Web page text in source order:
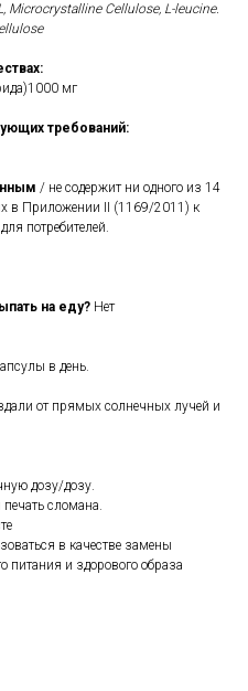
Microcrystalline Cellulose, L-leucine.
мг
требований:
/ не содержит ни одного из 14
в Приложении II (1169/2011) к
потребителей.
на еду? Нет
в день.
от прямых солнечных лучей и
дозу/дозу.
печать сломана.
в качестве замены
питания и здорового образа